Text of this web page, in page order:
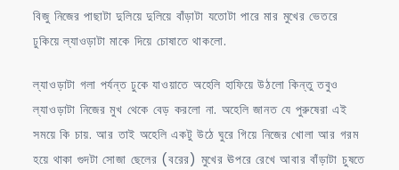
বিজু নিজের পাছাটা দুলিয়ে দুলিয়ে বাঁড়াটা যতোটা পারে মার মুখের ভেতরে
ঢুকিয়ে ল্যাওড়াটা মাকে দিয়ে চোষাতে থাকলো.
ল্যাওড়াটা গলা পর্যন্ত ঢুকে যাওয়াতে অহেলি হাফিয়ে উঠলো কিন্তু তবুও
ল্যাওড়াটা নিজের মুখ থেকে বেড় করলো না. অহেলি জানত যে পুরুষেরা এই
সময়ে কি চায়. আর তাই অহেলি একটু উঠে ঘুরে গিয়ে নিজের খোলা আর গরম
হয়ে থাকা গুদটা সোজা ছেলের (বরের) মুখের ঊপরে রেখে আবার বাঁড়াটা চুষতে